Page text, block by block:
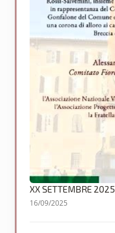
XX SETTEMBRE 2025
16/09/2025